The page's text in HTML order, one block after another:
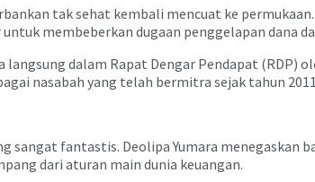
tak sehat kembali mencuat ke
untuk membeberkan dugaan penggelapan
dalam Rapat Dengar Pendapat (RDP)
nasabah yang telah bermitra sejak tahun
sangat fantastis. Deolipa Yumara
dari aturan main dunia keuangan.